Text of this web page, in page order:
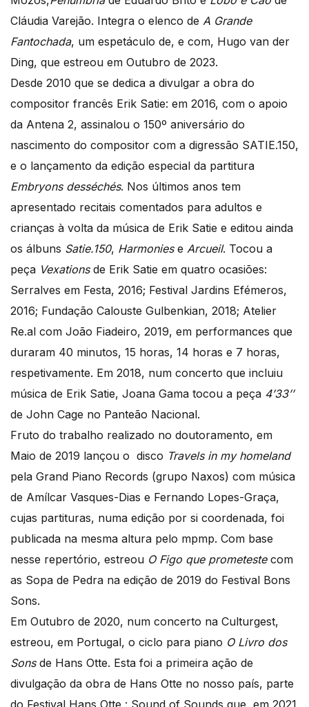
Cláudia Varejão. Integra o elenco de A Grande
Fantochada, um espetáculo de, e com, Hugo van der
Ding, que estreou em Outubro de 2023.
​Desde 2010 que se dedica a divulgar a obra do
compositor francês Erik Satie: em 2016, com o apoio
da Antena 2, assinalou o 150º aniversário do
nascimento do compositor com a digressão SATIE.150,
e o lançamento da edição especial da partitura
Embryons desséchés. Nos últimos anos tem
apresentado recitais comentados para adultos e
crianças à volta da música de Erik Satie e editou ainda
os álbuns Satie.150, Harmoniese Arcueil. Tocou a
peça Vexationsde Erik Satie em quatro ocasiões:
Serralves em Festa, 2016; Festival Jardins Efémeros,
2016; Fundação Calouste Gulbenkian, 2018; Atelier
Re.al com João Fiadeiro, 2019, em performances que
duraram 40 minutos, 15 horas, 14 horas e 7 horas,
respetivamente. Em 2018, num concerto que incluiu
música de Erik Satie, Joana Gama tocou a peça 4’33’’
de John Cage no Panteão Nacional.
​Fruto do trabalho realizado no doutoramento, em
Maio de 2019 lançou o disco Travels in my homeland
pela Grand Piano Records (grupo Naxos) com música
de Amílcar Vasques-Dias e Fernando Lopes-Graça,
cujas partituras, numa edição por si coordenada, foi
publicada na mesma altura pelo mpmp. Com base
nesse repertório, estreou O Figo que prometestecom
as Sopa de Pedra na edição de 2019 do Festival Bons
Sons.
​Em Outubro de 2020, num concerto na Culturgest,
estreou, em Portugal, o ciclo para piano O Livro dos
Sonsde Hans Otte. Esta foi a primeira ação de
divulgação da obra de Hans Otte no nosso país, parte